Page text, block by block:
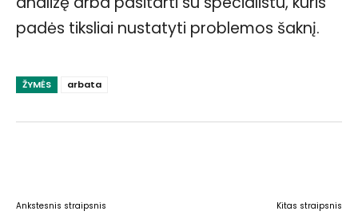
padės tiksliai nustatyti problemos šaknį.
ŽYMĖS arbata
Ankstesnis straipsnis Kitas straipsnis